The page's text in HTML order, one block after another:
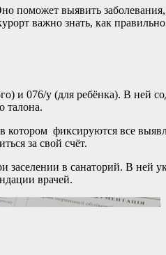
поможет выявить
важно знать, как
и 076/у (для ребёнка). В ней
талона.
фиксируются все
за свой счёт.
в санаторий. В ней
врачей.